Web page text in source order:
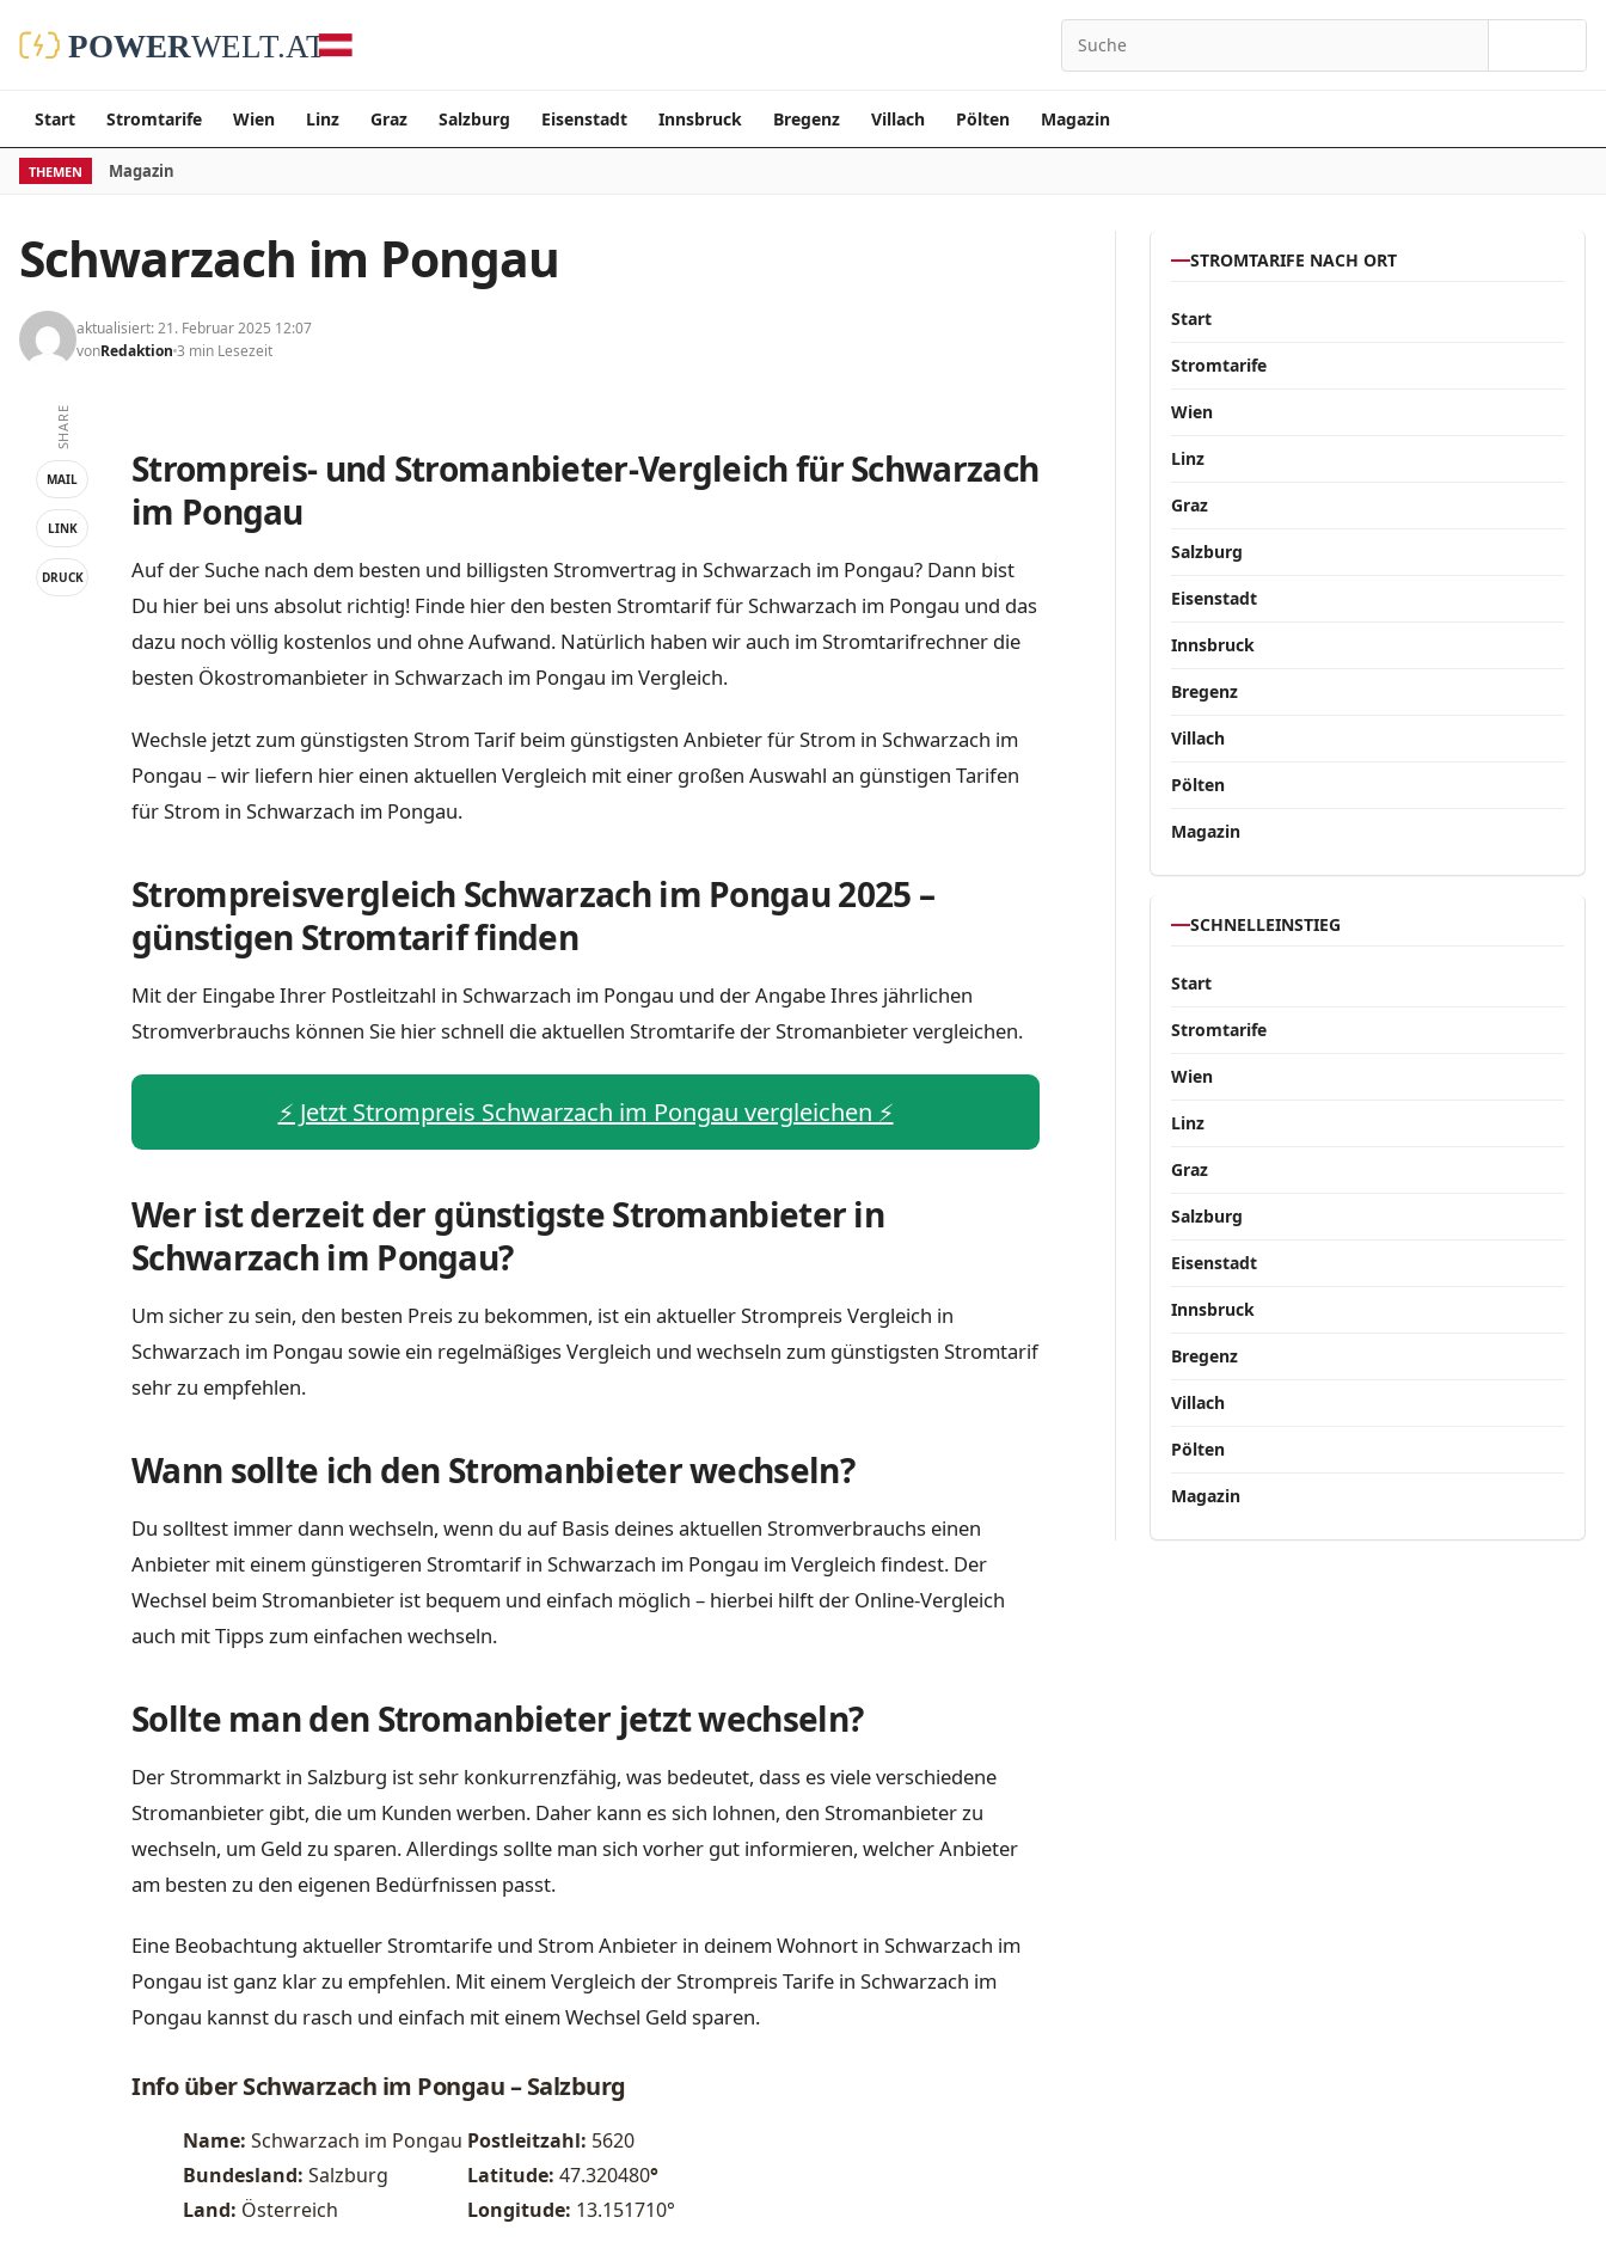
Start Stromtarife Wien Linz Graz Salzburg Eisenstadt Innsbruck Bregenz Villach Pölten Magazin
THEMEN Magazin
Schwarzach im Pongau
aktualisiert: 21. Februar 2025 12:07
vonRedaktion 3 min Lesezeit
SHARE
MAIL
LINK
DRUCK
Strompreis- und Stromanbieter-Vergleich für Schwarzach
im Pongau
Auf der Suche nach dem besten und billigsten Stromvertrag in Schwarzach im Pongau? Dann bist
Du hier bei uns absolut richtig! Finde hier den besten Stromtarif für Schwarzach im Pongau und das
dazu noch völlig kostenlos und ohne Aufwand. Natürlich haben wir auch im Stromtarifrechner die
besten Ökostromanbieter in Schwarzach im Pongau im Vergleich.
Wechsle jetzt zum günstigsten Strom Tarif beim günstigsten Anbieter für Strom in Schwarzach im
Pongau – wir liefern hier einen aktuellen Vergleich mit einer großen Auswahl an günstigen Tarifen
für Strom in Schwarzach im Pongau.
Strompreisvergleich Schwarzach im Pongau 2025 –
günstigen Stromtarif finden
Mit der Eingabe Ihrer Postleitzahl in Schwarzach im Pongau und der Angabe Ihres jährlichen
Stromverbrauchs können Sie hier schnell die aktuellen Stromtarife der Stromanbieter vergleichen.
⚡️ Jetzt Strompreis Schwarzach im Pongau vergleichen ⚡️
Wer ist derzeit der günstigste Stromanbieter in
Schwarzach im Pongau?
Um sicher zu sein, den besten Preis zu bekommen, ist ein aktueller Strompreis Vergleich in
Schwarzach im Pongau sowie ein regelmäßiges Vergleich und wechseln zum günstigsten Stromtarif
sehr zu empfehlen.
Wann sollte ich den Stromanbieter wechseln?
Du solltest immer dann wechseln, wenn du auf Basis deines aktuellen Stromverbrauchs einen
Anbieter mit einem günstigeren Stromtarif in Schwarzach im Pongau im Vergleich findest. Der
Wechsel beim Stromanbieter ist bequem und einfach möglich – hierbei hilft der Online-Vergleich
auch mit Tipps zum einfachen wechseln.
Sollte man den Stromanbieter jetzt wechseln?
Der Strommarkt in Salzburg ist sehr konkurrenzfähig, was bedeutet, dass es viele verschiedene
Stromanbieter gibt, die um Kunden werben. Daher kann es sich lohnen, den Stromanbieter zu
wechseln, um Geld zu sparen. Allerdings sollte man sich vorher gut informieren, welcher Anbieter
am besten zu den eigenen Bedürfnissen passt.
Eine Beobachtung aktueller Stromtarife und Strom Anbieter in deinem Wohnort in Schwarzach im
Pongau ist ganz klar zu empfehlen. Mit einem Vergleich der Strompreis Tarife in Schwarzach im
Pongau kannst du rasch und einfach mit einem Wechsel Geld sparen.
Info über Schwarzach im Pongau – Salzburg
Name: Schwarzach im Pongau Postleitzahl: 5620
Bundesland: Salzburg Latitude: 47.320480°
Land: Österreich Longitude: 13.151710°
STROMTARIFE NACH ORT
Start
Stromtarife
Wien
Linz
Graz
Salzburg
Eisenstadt
Innsbruck
Bregenz
Villach
Pölten
Magazin
SCHNELLEINSTIEG
Start
Stromtarife
Wien
Linz
Graz
Salzburg
Eisenstadt
Innsbruck
Bregenz
Villach
Pölten
Magazin